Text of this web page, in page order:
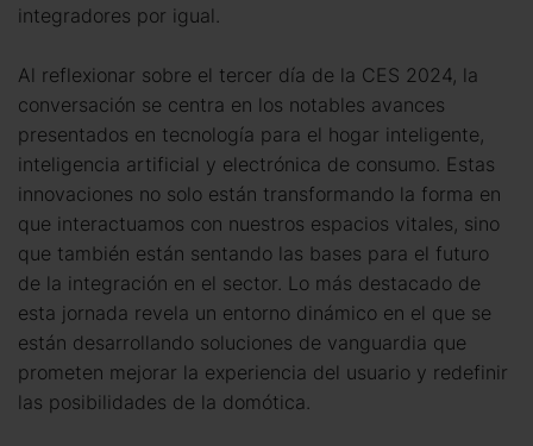
integradores por igual.
Al reflexionar sobre el tercer día de la CES 2024, la
conversación se centra en los notables avances
presentados en tecnología para el hogar inteligente,
inteligencia artificial y electrónica de consumo. Estas
innovaciones no solo están transformando la forma en
que interactuamos con nuestros espacios vitales, sino
que también están sentando las bases para el futuro
de la integración en el sector. Lo más destacado de
esta jornada revela un entorno dinámico en el que se
están desarrollando soluciones de vanguardia que
prometen mejorar la experiencia del usuario y redefinir
las posibilidades de la domótica.